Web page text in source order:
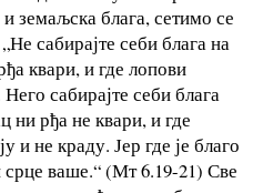
земаљска блага, сетимо се
сабирајте себи блага на
квари, и где лопови
сабирајте себи блага
ни рђа не квари, и где
и не краду. Јер где је благо
ваше.“ (Мт 6.19-21) Све